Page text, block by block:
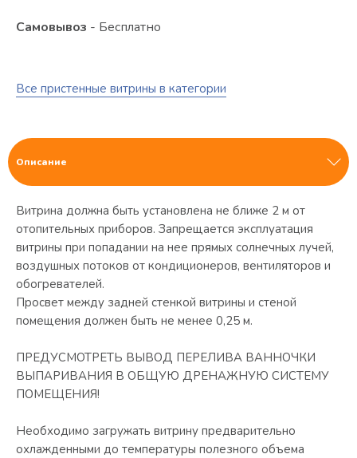
Все пристенные витрины в категории
Самовывоз - Бесплатно
Описание
Витрина должна быть установлена не ближе 2 м от
отопительных приборов. Запрещается эксплуатация
витрины при попадании на нее прямых солнечных лучей,
воздушных потоков от кондиционеров, вентиляторов и
обогревателей.
Просвет между задней стенкой витрины и стеной
помещения должен быть не менее 0,25 м.
ПРЕДУСМОТРЕТЬ ВЫВОД ПЕРЕЛИВА ВАННОЧКИ
ВЫПАРИВАНИЯ В ОБЩУЮ ДРЕНАЖНУЮ СИСТЕМУ
ПОМЕЩЕНИЯ!
Необходимо загружать витрину предварительно
охлажденными до температуры полезного объема